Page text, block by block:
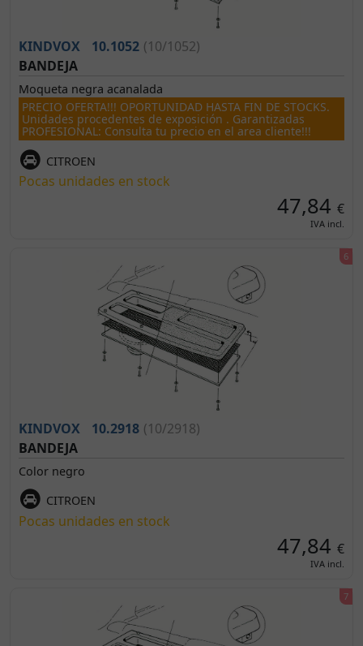
KINDVOX 10.1052 (10/1052)
BANDEJA
Moqueta negra acanalada
PRECIO OFERTA!!! OPORTUNIDAD HASTA FIN DE STOCKS.
Unidades procedentes de exposición . Garantizadas
PROFESIONAL: Consulta tu precio en el area cliente!!!
CITROEN
Pocas unidades en stock
47,84 €
IVA incl.
KINDVOX 10.2918 (10/2918)
BANDEJA
Color negro
CITROEN
Pocas unidades en stock
47,84 €
IVA incl.